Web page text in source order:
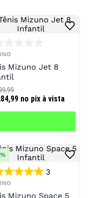
Mizuno Jet 8
no pix à vista
3
Mizuno Space 5